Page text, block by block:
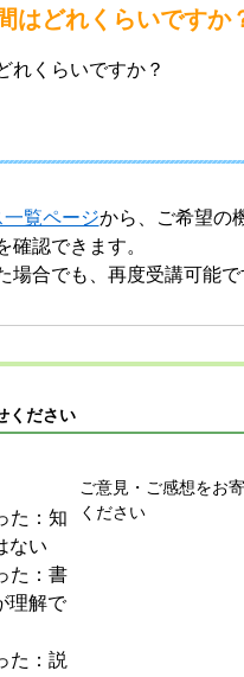
はどれくらいですか
れくらいですか？
覧ページから、ご希望の
確認できます。
場合でも、再度受講可能で
ください
た：知
ない
た：書
理解で
た：説
ご意見・ご感想をお
ください